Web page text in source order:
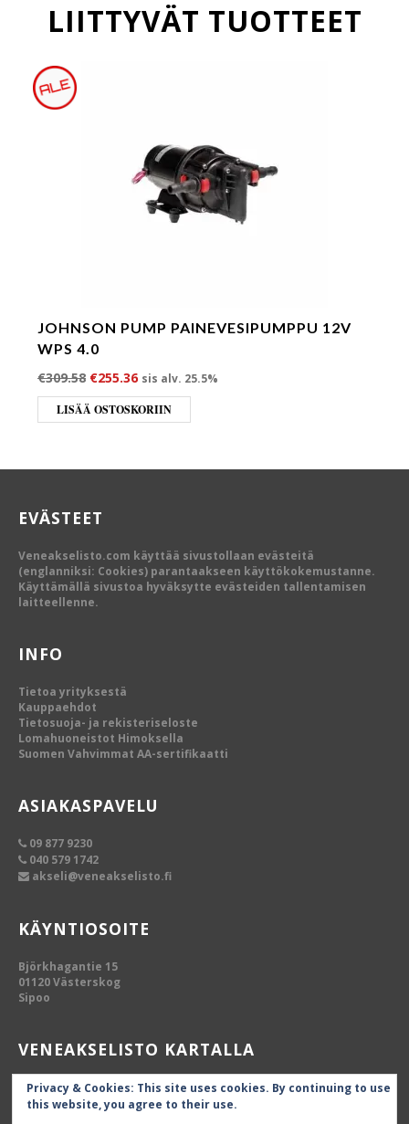
LIITTYVÄT TUOTTEET
JOHNSON PUMP PAINEVESIPUMPPU 12V
WPS 4.0
€309.58 Alkuperäinen hinta oli: €309.58.
€255.36Nykyinen hinta on: €255.36.
sis alv. 25.5%
LISÄÄ OSTOSKORIIN
EVÄSTEET
Veneakselisto.com käyttää sivustollaan evästeitä
(englanniksi: Cookies) parantaakseen käyttökokemustanne.
Käyttämällä sivustoa hyväksytte evästeiden tallentamisen
laitteellenne.
INFO
Tietoa yrityksestä
Kauppaehdot
Tietosuoja- ja rekisteriseloste
Lomahuoneistot Himoksella
Suomen Vahvimmat AA-sertifikaatti
ASIAKASPAVELU
09 877 9230
040 579 1742
akseli@veneakselisto.fi
KÄYNTIOSOITE
Björkhagantie 15
01120 Västerskog
Sipoo
VENEAKSELISTO KARTALLA
Privacy & Cookies: This site uses cookies. By continuing to use
this website, you agree to their use.